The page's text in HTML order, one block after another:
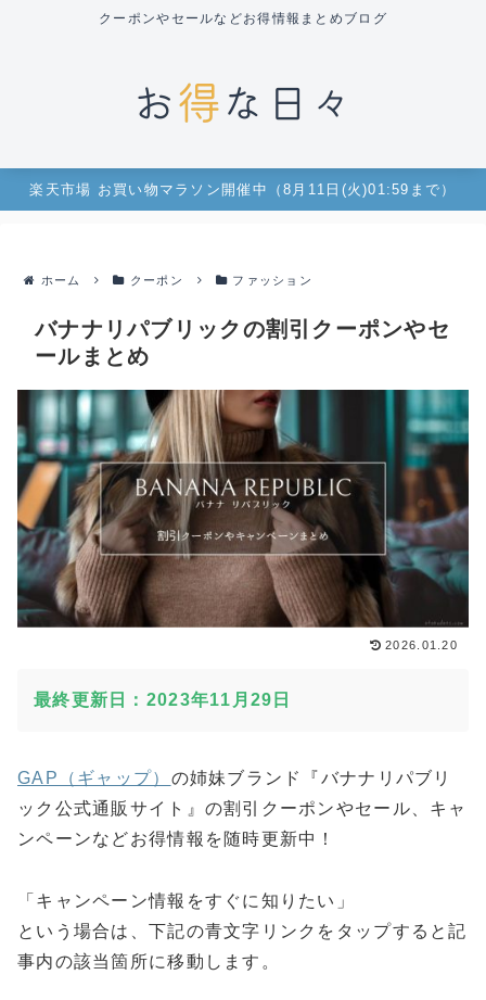
クーポンやセールなどお得情報まとめブログ
楽天市場 お買い物マラソン開催中（8月11日(火)01:59まで）
ホーム クーポン ファッション
バナナリパブリックの割引クーポンやセ
ールまとめ
2026.01.20
最終更新日：2023年11月29日
GAP（ギャップ） の姉妹ブランド『バナナリパブリ
ック公式通販サイト』の割引クーポンやセール、キャ
ンペーンなどお得情報を随時更新中！
「キャンペーン情報をすぐに知りたい」
という場合は、下記の青文字リンクをタップすると記
事内の該当箇所に移動します。